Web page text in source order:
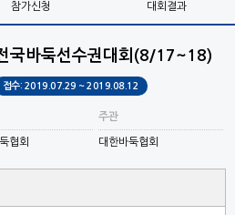
참가신청 대회결과
국바둑선수권대회(8/17~18)
접수: 2019.07.29 ~ 2019.08.12
협회
주관
대한바둑협회